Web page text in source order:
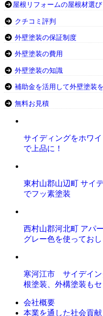
屋根リフォームの屋根材選び
クチコミ評判
外壁塗装の保証制度
外壁塗装の費用
外壁塗装の知識
補助金を活用して外壁塗装
無料お見積
サイディングをホワ
で上品に！
東村山郡山辺町 サイ
でフッ素塗装
西村山郡河北町 アパ
グレー色を使ってお
寒河江市 サイデイ
根塗装、外構塗装もセ
会社概要
本業を通した社会貢献